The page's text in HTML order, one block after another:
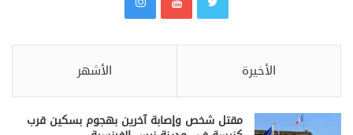
الأخيرة الأشهر
مقتل شخص وإصابة آخرين بهجوم بسكين قرب